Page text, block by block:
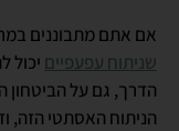
אם אתם מתבוננים
שניתוח עפעפיים יכול
הדרך, גם על
הניתוח האסתטי הזה,